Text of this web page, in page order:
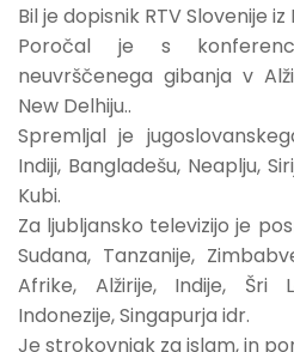
Bil je dopisnik RTV Slovenije iz
Poročal je s
neuvrščenega gibanja v
New Delhiju..
Spremljal je
Indiji, Bangladešu, Neaplju,
Kubi.
Za ljubljansko televizijo je
Sudana, Tanzanije,
Afrike, Alžirije, Indije, Šri
Indonezije, Singapurja idr.
Je strokovnjak za islam, in